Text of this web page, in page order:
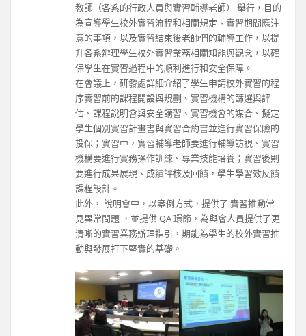
教師（各系的行政人員與實習輔導老師） 舉行，目的
為宣導學生校外實習流程和相關規定、實習期間應注
意的事項，以及實習結束後老師們的輔導工作，以提
升各系辦理學生校外實習業務相關知能與觀念，以確
保學生在實習過程中的順利進行和安全保障。
在會議上，研發處詳細介紹了學生申請校外實習的程
序實習前的課程開設與規劃、實習機構的篩選與評
估、課程說明會與安全講習、實習機會的媒合、擬定
學生個別實習計畫書與實習合約書並進行實習保險的
投保；實習中，實習輔導老師要進行輔導訪視、實習
機構要進行實務操作訓練、專業技能培養；實習後則
要進行成果展現、成績評核及回饋，學生學習效反饋
課程設計。
此外， 說明會中，以案例方式，提供了 實習推動常
見異常問題 ，並提供 QA 環節，為與會人員提供了更
清晰的實習業務辦理指引，期能為學生的校外實習推
動與發展打下堅實的基礎。